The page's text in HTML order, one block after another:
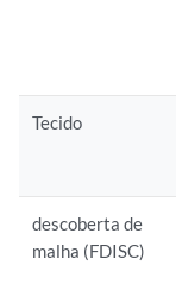
Tecido
descoberta de
malha (FDISC)